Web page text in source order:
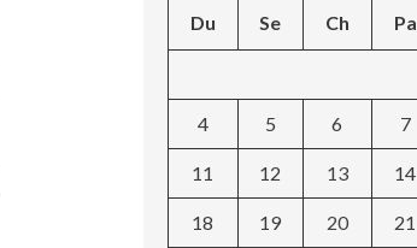
Du Se Ch Pa
4 5 6 7
11 12 13 14
18 19 20 21